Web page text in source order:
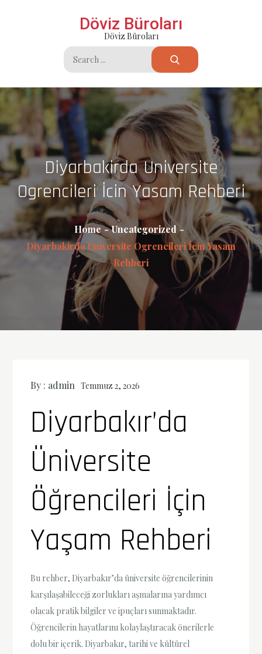
Döviz Büroları
Döviz Büroları
Search
for:
Diyarbakirda Universite
Ogrencileri İcin Yasam Rehberi
Home
Uncategorized
Diyarbakirda Universite Ogrencileri İcin Yasam
Rehberi
By : admin Temmuz 2, 2026
Diyarbakır’da
Üniversite
Öğrencileri İçin
Yaşam Rehberi
Bu rehber, Diyarbakır’da üniversite öğrencilerinin
karşılaşabileceği zorlukları aşmalarına yardımcı
olacak pratik bilgiler ve ipuçları sunmaktadır.
Öğrencilerin hayatlarını kolaylaştıracak önerilerle
dolu bir içerik. Diyarbakır, tarihi ve kültürel